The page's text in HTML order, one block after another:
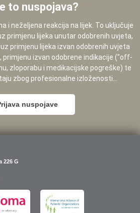
to nuspojava?
i neželjena reakcija na lijek. To uključuje
primjenu lijeka unutar odobrenih uvjeta,
primjenu lijeka izvan odobrenih uvjeta
primjenu izvan odobrene indikacije (”off-
zloporabu i medikacijske pogreške) te
zbog profesionalne izloženosti...
nuspojave
226 G